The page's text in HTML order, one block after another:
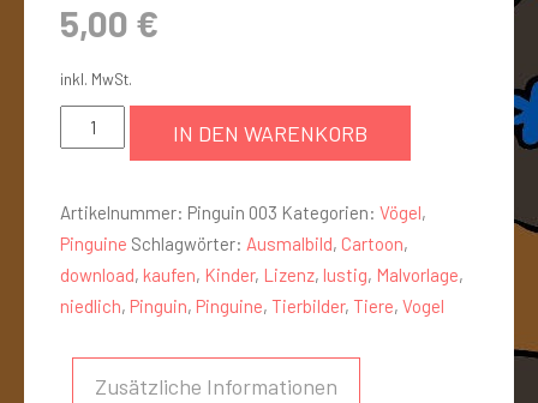
5,00 €
inkl. MwSt.
IN DEN WARENKORB
Artikelnummer: Pinguin 003 Kategorien: Vögel,
Pinguine Schlagwörter: Ausmalbild, Cartoon,
download, kaufen, Kinder, Lizenz, lustig, Malvorlage,
niedlich, Pinguin, Pinguine, Tierbilder, Tiere, Vogel
Zusätzliche Informationen